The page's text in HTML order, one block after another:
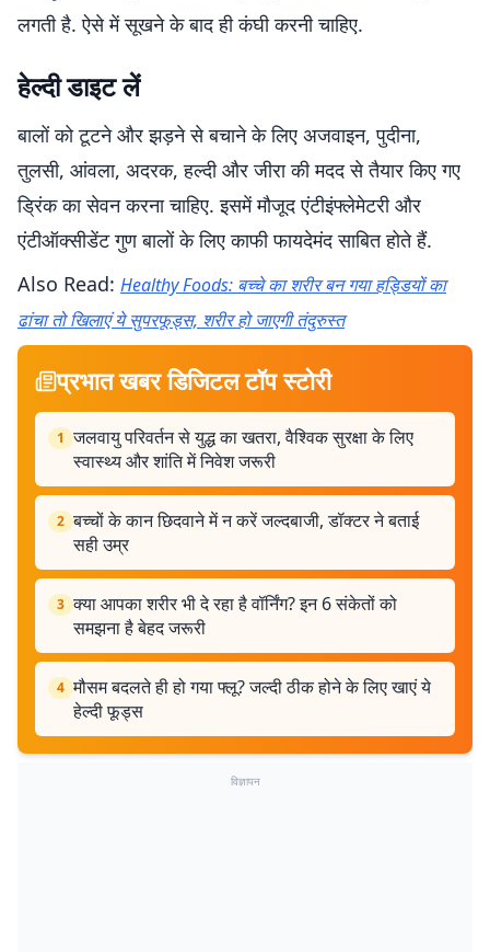
लगती है. ऐसे में सूखने के बाद ही कंघी करनी चाहिए.
हेल्दी डाइट लें
बालों को टूटने और झड़ने से बचाने के लिए अजवाइन, पुदीना,
तुलसी, आंवला, अदरक, हल्दी और जीरा की मदद से तैयार किए गए
ड्रिंक का सेवन करना चाहिए. इसमें मौजूद एंटीइंफ्लेमेटरी और
एंटीऑक्सीडेंट गुण बालों के लिए काफी फायदेमंद साबित होते हैं.
Also Read: Healthy Foods: बच्चे का शरीर बन गया हड्डियों का
ढांचा तो खिलाएं ये सुपरफूड्स, शरीर हो जाएगी तंदुरुस्त
प्रभात खबर डिजिटल टॉप स्टोरी
1 जलवायु परिवर्तन से युद्ध का खतरा, वैश्विक सुरक्षा के लिए
स्वास्थ्य और शांति में निवेश जरूरी
2 बच्चों के कान छिदवाने में न करें जल्दबाजी, डॉक्टर ने बताई
सही उम्र
3 क्या आपका शरीर भी दे रहा है वॉर्निंग? इन 6 संकेतों को
समझना है बेहद जरूरी
4 मौसम बदलते ही हो गया फ्लू? जल्दी ठीक होने के लिए खाएं ये
हेल्दी फूड्स
विज्ञापन